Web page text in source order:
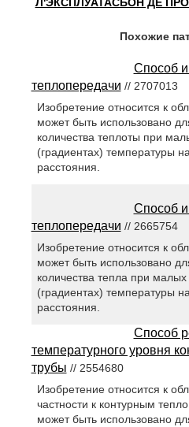
Похожие
Способ и
теплопередачи // 2707013
Изобретение относится к
может быть использовано
количества теплоты при
(градиентах) температуры
расстояния.
Способ и
теплопередачи // 2665754
Изобретение относится к
может быть использовано
количества тепла при
(градиентах) температуры
расстояния.
Способ
температурного уровня
трубы // 2554680
Изобретение относится к
частности к контурным
может быть использовано